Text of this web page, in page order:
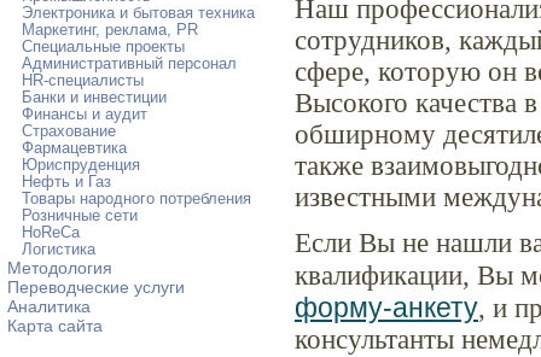
Электроника и бытовая техника
Маркетинг, реклама, PR
Специальные проекты
Административный персонал
HR-специалисты
Банки и инвестиции
Финансы и аудит
Страхование
Фармацевтика
Юриспруденция
Нефть и Газ
Товары народного потребления
Розничные сети
HoReCa
Логистика
Методология
Переводческие услуги
Аналитика
Карта сайта
Наш
сотрудников,
сфере, которую он
Высокого качества
обширному
также
известными
Если Вы не нашли
квалификации, Вы
форму-анкету, и
консультанты